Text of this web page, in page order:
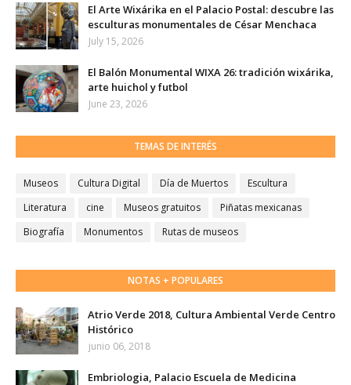
El Arte Wixárika en el Palacio Postal: descubre las
esculturas monumentales de César Menchaca
July 15, 2026
El Balón Monumental WIXA 26: tradición wixárika,
arte huichol y futbol
June 23, 2026
TEMAS DE INTERÉS
Museos Cultura Digital Día de Muertos
Escultura
Literatura
cine Museos gratuitos
Piñatas mexicanas
Biografía
Monumentos Rutas de museos
NOTAS + POPULARES
Atrio Verde 2018, Cultura Ambiental Verde Centro
Histórico
junio 06, 2018
Embriologia, Palacio Escuela de Medicina